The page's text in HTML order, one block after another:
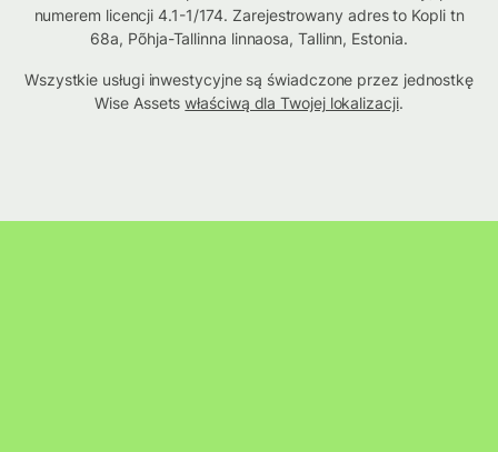
numerem licencji 4.1-1/174. Zarejestrowany adres to Kopli tn
68a, Põhja-Tallinna linnaosa, Tallinn, Estonia.
Wszystkie usługi inwestycyjne są świadczone przez jednostkę
Wise Assetswłaściwą dla Twojej lokalizacji.